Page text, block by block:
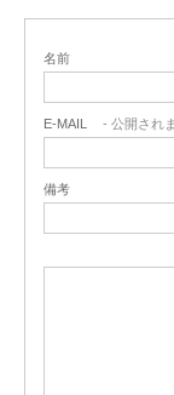
名前
E-MAIL - 公開され
備考